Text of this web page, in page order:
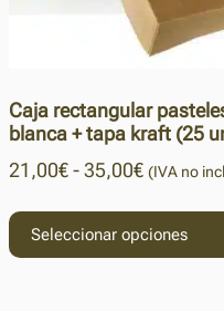
Caja rectangular
blanca + tapa kraft (25
21,00€-35,00€ (IVA no
Seleccionar opciones